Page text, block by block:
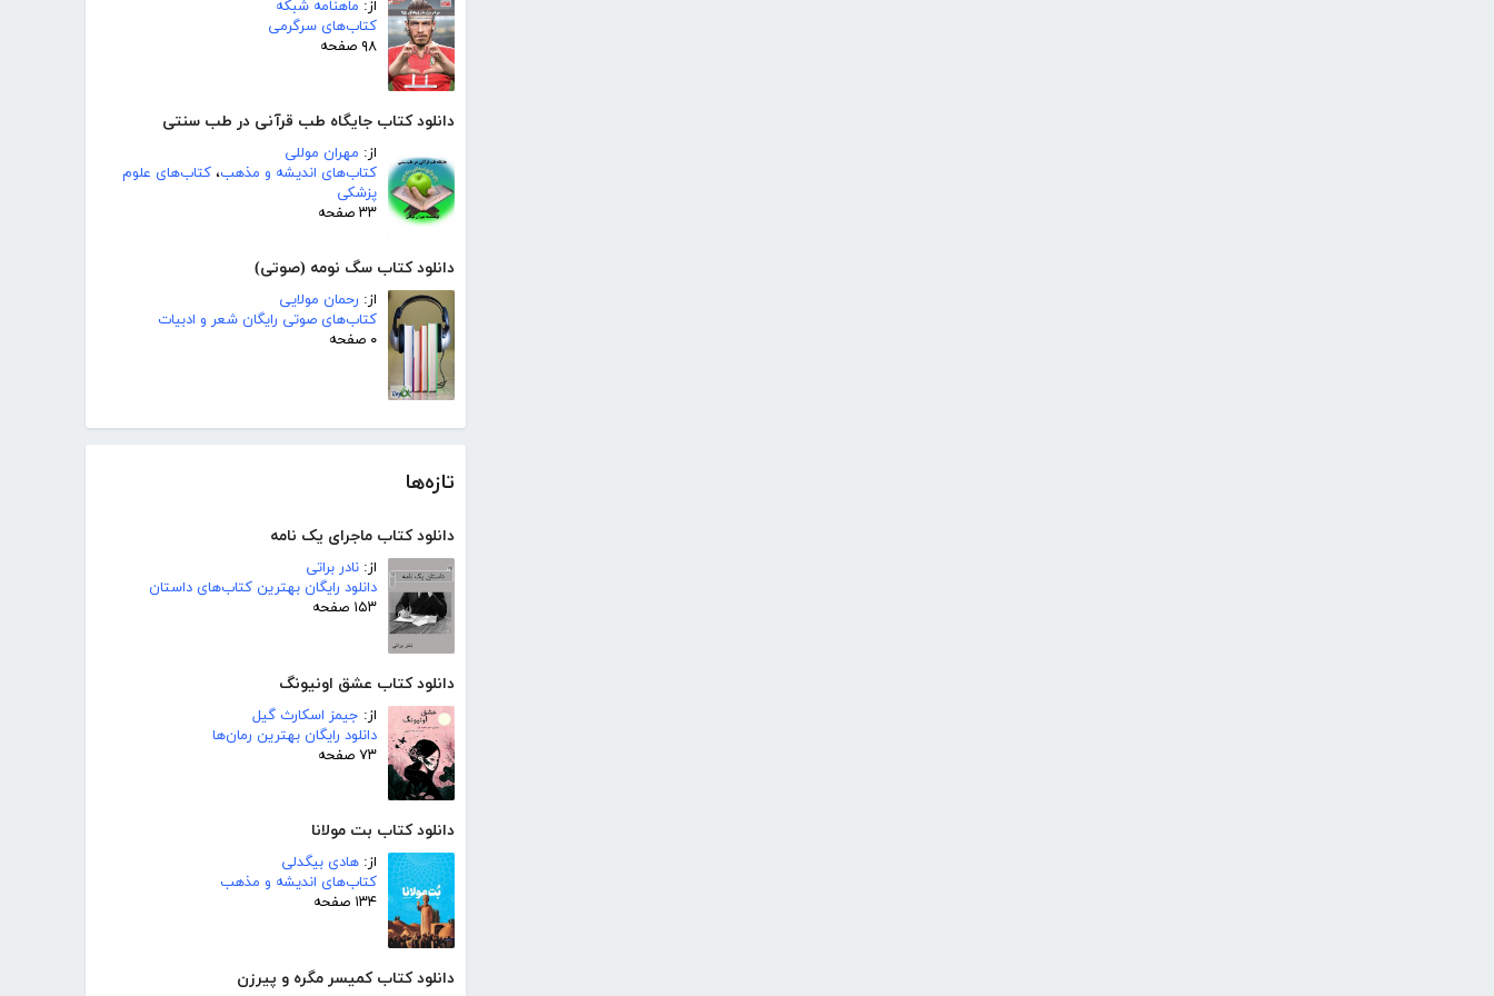
از: ماهنامه شبکه
کتاب‌های سرگرمی
۹۸ صفحه
دانلود کتاب جایگاه طب قرآنی در طب سنتی
از: مهران موللی
کتاب‌های اندیشه و مذهب، کتاب‌های علوم
پزشکی
۳۳ صفحه
دانلود کتاب سگ نومه (صوتی)
از: رحمان مولایی
کتاب‌های صوتی رایگان شعر و ادبیات
۰ صفحه
تازه‌ها
دانلود کتاب ماجرای یک نامه
از: نادر براتی
دانلود رایگان بهترین کتاب‌های داستان
۱۵۳ صفحه
دانلود کتاب عشق اونیونگ
از: جیمز اسکارث گیل
دانلود رایگان بهترین رمان‌ها
۷۳ صفحه
دانلود کتاب بت مولانا
از: هادی بیگدلی
کتاب‌های اندیشه و مذهب
۱۳۴ صفحه
دانلود کتاب کمیسر مگره و پیرزن